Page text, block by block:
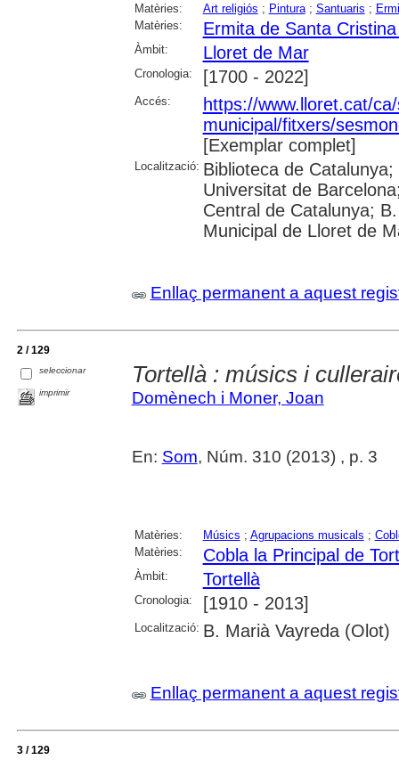
Matèries: Art religiós ; Pintura; Santuaris ;
Matèries:
Ermita de Santa
Àmbit: Lloret de Mar
Cronologia: [1700 - 2022]
Accés:
https://www.lloret.cat/
municipal/fitxers/
[Exemplar complet]
Localització: Biblioteca de
Universitat de
Central de Catalunya;
Municipal de Lloret de
Enllaç permanent a aquest
2 / 129
seleccionar
imprimir
Tortellà : músics i
Domènech i Moner, Joan
En: Som, Núm. 310 (2013) , p. 3
Matèries: Músics ; Agrupacions musicals ;
Matèries:
Cobla la Principal de
Àmbit: Tortellà
Cronologia: [1910 - 2013]
Localització: B. Marià Vayreda (Olot)
Enllaç permanent a aquest
3 / 129